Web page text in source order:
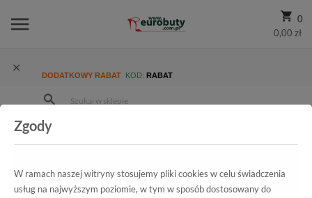
0
0,00 zł
DODATKOWY RABAT KOD: RABAT
Damskie
Sandały Sandały Chebello 2165 Biały
Zgody
W ramach naszej witryny stosujemy pliki cookies w celu świadczenia
usług na najwyższym poziomie, w tym w sposób dostosowany do